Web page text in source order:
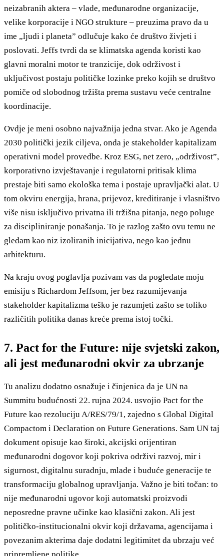
neizabranih aktera – vlade, međunarodne organizacije,
velike korporacije i NGO strukture – preuzima pravo da u
ime „ljudi i planeta” odlučuje kako će društvo živjeti i
poslovati. Jeffs tvrdi da se klimatska agenda koristi kao
glavni moralni motor te tranzicije, dok održivost i
uključivost postaju političke lozinke preko kojih se društvo
pomiče od slobodnog tržišta prema sustavu veće centralne
koordinacije.
Ovdje je meni osobno najvažnija jedna stvar. Ako je Agenda
2030 politički jezik ciljeva, onda je stakeholder kapitalizam
operativni model provedbe. Kroz ESG, net zero, „održivost”,
korporativno izvještavanje i regulatorni pritisak klima
prestaje biti samo ekološka tema i postaje upravljački alat. U
tom okviru energija, hrana, prijevoz, kreditiranje i vlasništvo
više nisu isključivo privatna ili tržišna pitanja, nego poluge
za discipliniranje ponašanja. To je razlog zašto ovu temu ne
gledam kao niz izoliranih inicijativa, nego kao jednu
arhitekturu.
Na kraju ovog poglavlja pozivam vas da pogledate moju
emisiju s Richardom Jeffsom, jer bez razumijevanja
stakeholder kapitalizma teško je razumjeti zašto se toliko
različitih politika danas kreće prema istoj točki.
7. Pact for the Future: nije svjetski zakon,
ali jest međunarodni okvir za ubrzanje
Tu analizu dodatno osnažuje i činjenica da je UN na
Summitu budućnosti 22. rujna 2024. usvojio Pact for the
Future kao rezoluciju A/RES/79/1, zajedno s Global Digital
Compactom i Declaration on Future Generations. Sam UN taj
dokument opisuje kao široki, akcijski orijentiran
međunarodni dogovor koji pokriva održivi razvoj, mir i
sigurnost, digitalnu suradnju, mlade i buduće generacije te
transformaciju globalnog upravljanja. Važno je biti točan: to
nije međunarodni ugovor koji automatski proizvodi
neposredne pravne učinke kao klasični zakon. Ali jest
političko-institucionalni okvir koji državama, agencijama i
povezanim akterima daje dodatni legitimitet da ubrzaju već